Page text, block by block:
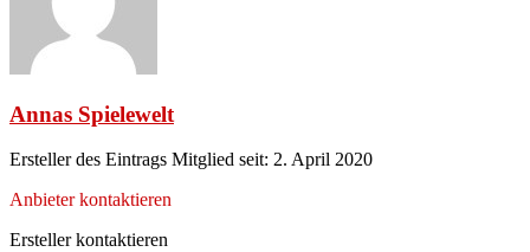
Annas Spielewelt
Ersteller des Eintrags Mitglied seit: 2. April 2020
Anbieter kontaktieren
Ersteller kontaktieren